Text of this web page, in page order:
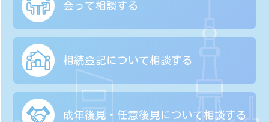
会って相談する
相続登記について相談する
成年後見・任意後見について相談する